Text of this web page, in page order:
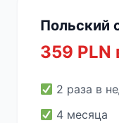
Польский
359 PLN
2 раза в
4 месяца